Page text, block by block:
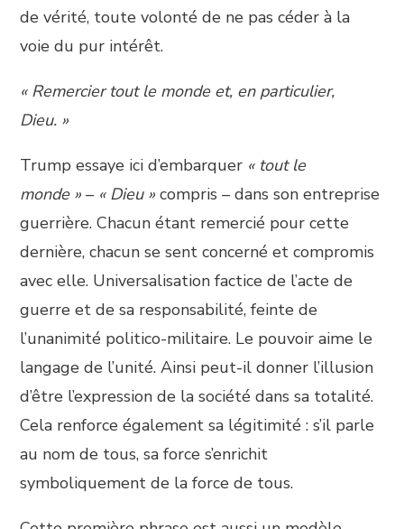
de vérité, toute volonté de ne pas céder à la
voie du pur intérêt.
« Remercier tout le monde et, en particulier,
Dieu. »
Trump essaye ici d’embarquer « tout le
monde » – « Dieu »compris – dans son entreprise
guerrière. Chacun étant remercié pour cette
dernière, chacun se sent concerné et compromis
avec elle. Universalisation factice de l’acte de
guerre et de sa responsabilité, feinte de
l’unanimité politico-militaire. Le pouvoir aime le
langage de l’unité. Ainsi peut-il donner l’illusion
d’être l’expression de la société dans sa totalité.
Cela renforce également sa légitimité : s’il parle
au nom de tous, sa force s’enrichit
symboliquement de la force de tous.